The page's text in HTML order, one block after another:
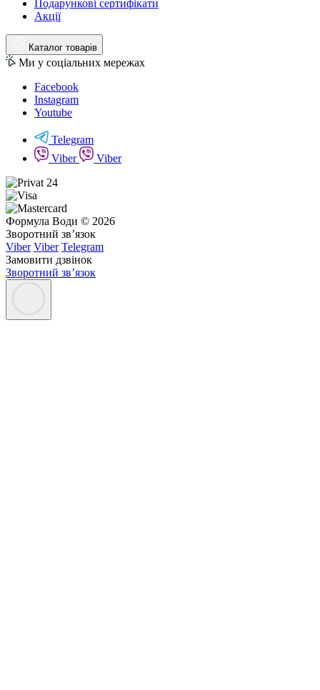
Подарункові сертифікати
Акції
Каталог товарів
Ми у соціальних мережах
Facebook
Instagram
Youtube
Telegram
Viber
Viber
Формула Води © 2026
Зворотний зв’язок
Viber Viber Telegram
Замовити дзвінок
Зворотний зв’язок